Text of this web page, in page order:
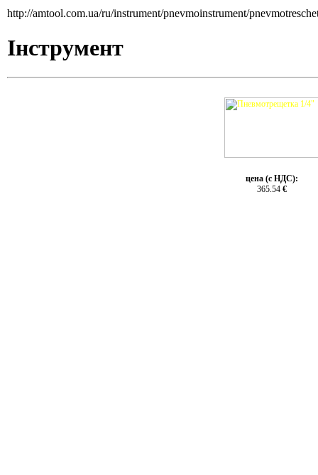
http://amtool.com.ua/ru/instrument/pnevmoinstrument/
Інструмент
цена (с НДС):
365.54 €